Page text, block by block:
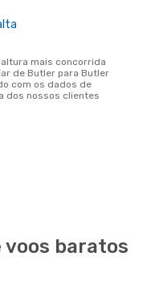
de Butler para Butler
com os dados de
dos nossos clientes
baratos